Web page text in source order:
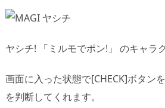
ヤシチ! 「ミルモでポン!」 のキャラ
画面に入った状態で[CHECK]ボタン
を判断してくれます。